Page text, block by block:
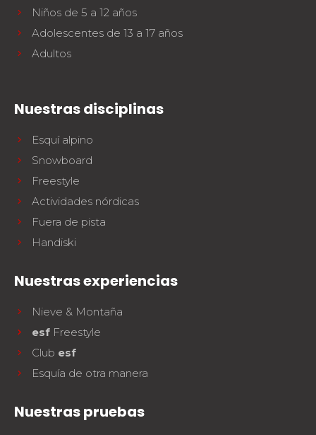
Niños de 5 a 12 años
Adolescentes de 13 a 17 años
Adultos
Nuestras disciplinas
Esquí alpino
Snowboard
Freestyle
Actividades nórdicas
Fuera de pista
Handiski
Nuestras experiencias
Nieve & Montaña
esf Freestyle
Club esf
Esquía de otra manera
Nuestras pruebas